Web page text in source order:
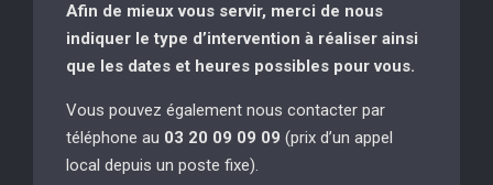
Afin de mieux vous servir, merci de nous
indiquer le type d’intervention à réaliser ainsi
que les dates et heures possibles pour vous.
Vous pouvez également nous contacter par
téléphone au 03 20 09 09 09 (prix d’un appel
local depuis un poste fixe).